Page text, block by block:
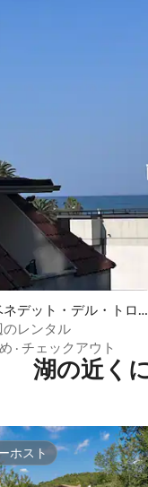
4.82つ星の平均評価
デット・デル・トロ
ション・アパート
のレンタル
· チェックアウト
湖の近く
ホスト
ホスト